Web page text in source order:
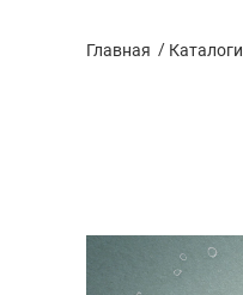
Главная Каталоги